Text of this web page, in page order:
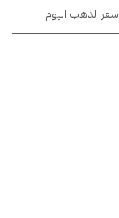
سعر الذهب اليوم